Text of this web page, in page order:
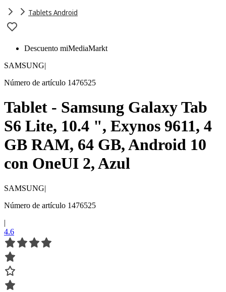
Tablets Android
Descuento miMediaMarkt
SAMSUNG|
Número de artículo 1476525
Tablet - Samsung Galaxy Tab
S6 Lite, 10.4 ", Exynos 9611, 4
GB RAM, 64 GB, Android 10
con OneUI 2, Azul
SAMSUNG|
Número de artículo 1476525
|
4.6